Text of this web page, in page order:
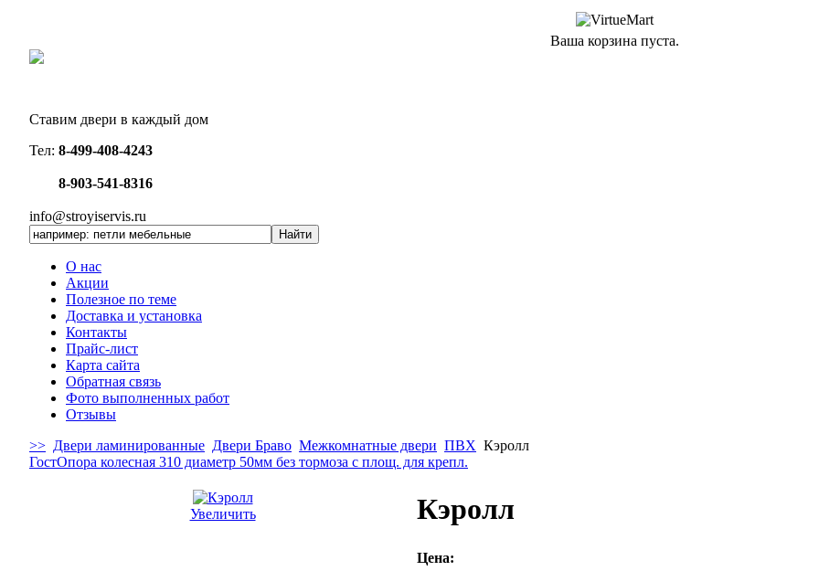
Ваша корзина пуста.
Ставим двери в каждый дом
Тел: 8-499-408-4243
8-903-541-8316
info@stroyiservis.ru
О нас
Акции
Полезное по теме
Доставка и установка
Контакты
Прайс-лист
Карта сайта
Обратная связь
Фото выполненных работ
Отзывы
>> Двери ламинированные Двери Браво Межкомнатные двери ПВХ Кэролл
ГостОпора колесная 310 диаметр 50мм без тормоза с площ. для крепл.
Увеличить Кэролл
Цена: